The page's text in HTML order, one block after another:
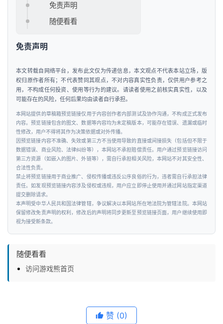
免责声明
随便看看
免责声明
本文转载自网络平台，发布此文仅为传递信息，本文观点不代表本站立场，版
权归原作者所有；不代表赞同其观点，不对内容真实性负责，仅供用户参考之
用，不构成任何投资、使用等行为的建议。请读者使用之前核实真实性，以及
可能存在的风险，任何后果均由读者自行承担。
本网站提供的草稿箱预览链接仅用于内容创作者内部测试及协作沟通，不构成正式发布
内容。预览链接包含的图文、数据等内容均为未定稿版本，可能存在错误、遗漏或临时
性修改，用户不得将其作为决策依据或对外传播。
因预览链接内容不准确、失效或第三方不当使用导致的直接或间接损失（包括但不限于
数据错误、商业风险、法律纠纷等），本网站不承担赔偿责任。用户通过预览链接访问
第三方资源（如嵌入的图片、外链等），需自行承担相关风险，本网站不对其安全性、
合法性负责。
禁止将预览链接用于商业推广、侵权传播或违反公序良俗的行为，违者需自行承担法律
责任。如发现预览链接内容涉及侵权或违规，用户应立即停止使用并通过网站指定渠道
提交删除请求。
本声明受中华人民共和国法律管辖，争议解决以本网站所在地法院为管辖法院。本网站
保留修改免责声明的权利，修改后的声明将同步更新至预览链接页面，用户继续使用即
视为接受新条款。
随便看看
访问游戏熊首页
赞 (0)